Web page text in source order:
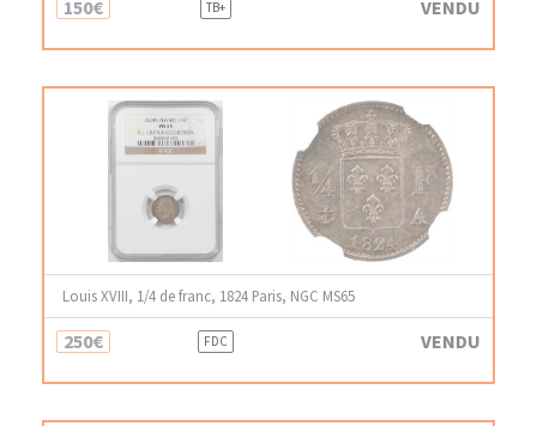
150€ TB+ VENDU
Louis XVIII, 1/4 de franc, 1824 Paris, NGC MS65
250€ FDC VENDU